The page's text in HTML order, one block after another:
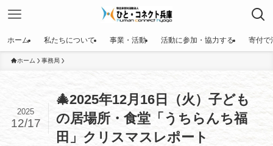
ホーム 私たちについて 事業・活動 活動に参加・協力する 寄付で
ホーム 事務局
🎄2025年12月16日（火）子ども
の居場所・食堂「うちらんち福
田」クリスマスレポート
2025
12/17